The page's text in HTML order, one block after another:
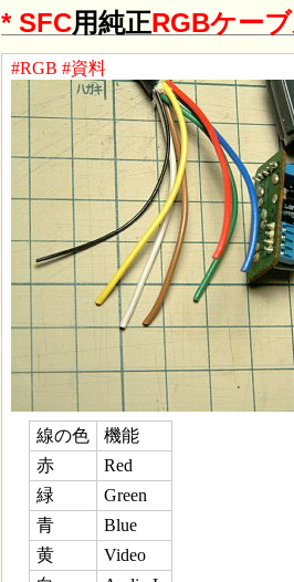
* SFC用純正RGBケー
#RGB #資料
線の色
機能
赤
Red
緑
Green
青
Blue
黄
Video